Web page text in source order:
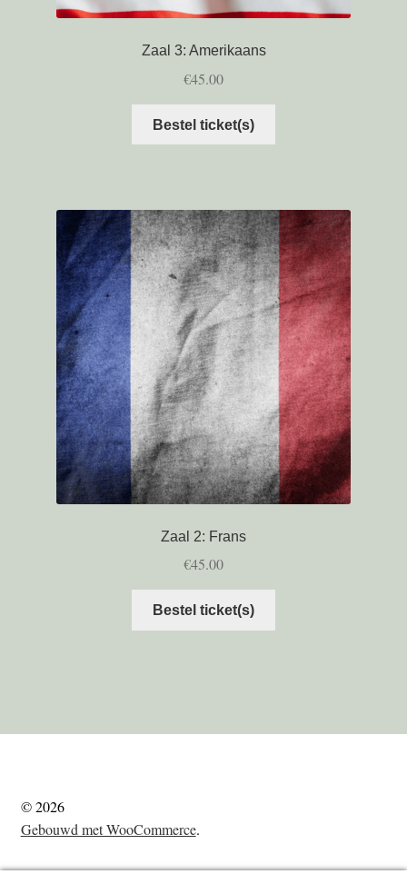
Zaal 3: Amerikaans
€45.00
Bestel ticket(s)
Zaal 2: Frans
€45.00
Bestel ticket(s)
© 2026
Gebouwd met WooCommerce.